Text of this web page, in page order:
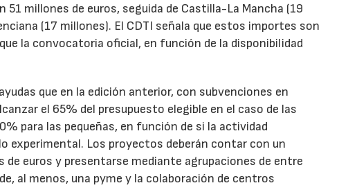
millones de euros, seguida de Castilla-La Mancha (19
(17 millones). El CDTI señala que estos importes son
la convocatoria oficial, en función de la disponibilidad
que en la edición anterior, con subvenciones en
el 65% del presupuesto elegible en el caso de las
para las pequeñas, en función de si la actividad
experimental. Los proyectos deberán contar con un
euros y presentarse mediante agrupaciones de entre
al menos, una pyme y la colaboración de centros